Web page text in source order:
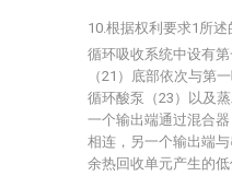
10.根据权利要求1所
循环吸收系统中设有
（21）底部依次与第
循环酸泵（23）以及
一个输出端通过混合
相连，另一个输出端
余热回收单元产生的